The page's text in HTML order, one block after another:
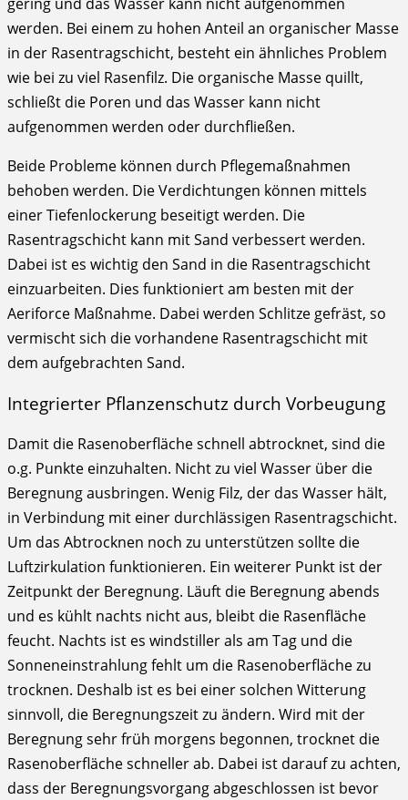
werden. Bei einem zu hohen Anteil an organischer Masse
in der Rasentragschicht, besteht ein ähnliches Problem
wie bei zu viel Rasenfilz. Die organische Masse quillt,
schließt die Poren und das Wasser kann nicht
aufgenommen werden oder durchfließen.
Beide Probleme können durch Pflegemaßnahmen
behoben werden. Die Verdichtungen können mittels
einer Tiefenlockerung beseitigt werden. Die
Rasentragschicht kann mit Sand verbessert werden.
Dabei ist es wichtig den Sand in die Rasentragschicht
einzuarbeiten. Dies funktioniert am besten mit der
Aeriforce Maßnahme. Dabei werden Schlitze gefräst, so
vermischt sich die vorhandene Rasentragschicht mit
dem aufgebrachten Sand.
Integrierter Pflanzenschutz durch Vorbeugung
Damit die Rasenoberfläche schnell abtrocknet, sind die
o.g. Punkte einzuhalten. Nicht zu viel Wasser über die
Beregnung ausbringen. Wenig Filz, der das Wasser hält,
in Verbindung mit einer durchlässigen Rasentragschicht.
Um das Abtrocknen noch zu unterstützen sollte die
Luftzirkulation funktionieren. Ein weiterer Punkt ist der
Zeitpunkt der Beregnung. Läuft die Beregnung abends
und es kühlt nachts nicht aus, bleibt die Rasenfläche
feucht. Nachts ist es windstiller als am Tag und die
Sonneneinstrahlung fehlt um die Rasenoberfläche zu
trocknen. Deshalb ist es bei einer solchen Witterung
sinnvoll, die Beregnungszeit zu ändern. Wird mit der
Beregnung sehr früh morgens begonnen, trocknet die
Rasenoberfläche schneller ab. Dabei ist darauf zu achten,
dass der Beregnungsvorgang abgeschlossen ist bevor